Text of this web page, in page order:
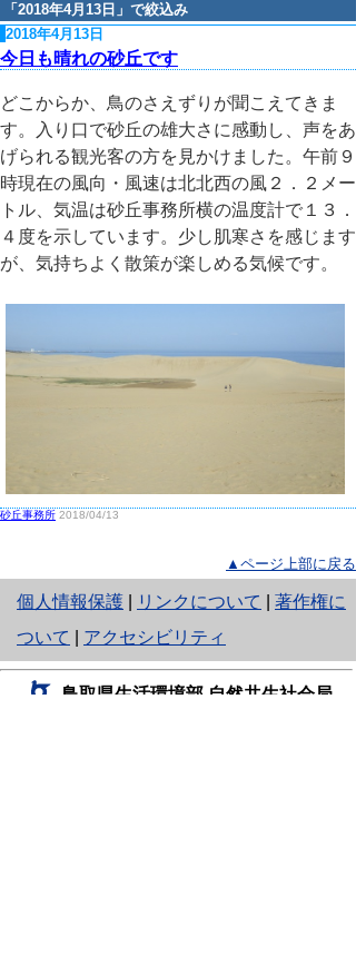
「 2018年4月13日 」で絞込み
2018年4月13日
今日も晴れの砂丘です
どこからか、鳥のさえずりが聞こえてきま
す。入り口で砂丘の雄大さに感動し、声をあ
げられる観光客の方を見かけました。午前９
時現在の風向・風速は北北西の風２．２メー
トル、気温は砂丘事務所横の温度計で１３．
４度を示しています。少し肌寒さを感じます
が、気持ちよく散策が楽しめる気候です。
砂丘事務所 2018/04/13
▲ページ上部に戻る
個人情報保護
と
り
ネ
リンクについて
著作権に
ついて
アクセシビリティ
鳥取県生活環境部 自然共生社会局